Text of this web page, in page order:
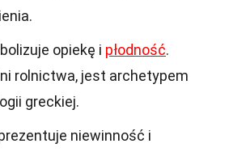
opiekę i płodność.
rolnictwa, jest archetypem
greckiej.
niewinność i